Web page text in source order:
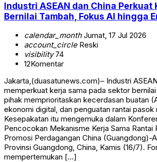
Industri ASEAN dan China Perkuat
Bernilai Tambah, Fokus AI hingga
calendar_monthJumat, 17 Jul 2026
account_circleReski
visibility74
12Komentar
Jakarta,(duasatunews.com)– Industri
memperkuat kerja sama pada sektor
pihak memprioritaskan kecerdasan buatan
ekonomi digital, dan penguatan rantai pasok
Kesepakatan itu mengemuka dalam
Pencocokan Mekanisme Kerja Sama Rantai
Promosi Perdagangan China (Guangdong)-
Provinsi Guangdong, China, Kamis (16/7).
mempertemukan […]